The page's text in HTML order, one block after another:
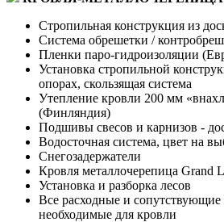
Стропильная конструкция из
Система обрешетки /
Пленки паро-гидроизоляции
Установка стропильной
опорах, скользящая система
Утепление кровли 200 мм
(Финляндия)
Подшивы свесов и карнизов -
Водосточная система, цвет на
Снегозадержатели
Кровля металлочерепица Grand
Установка и разборка лесов
Все расходные и
необходимые для кровли